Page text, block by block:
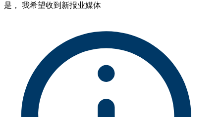
是， 我希望收到新报业媒体